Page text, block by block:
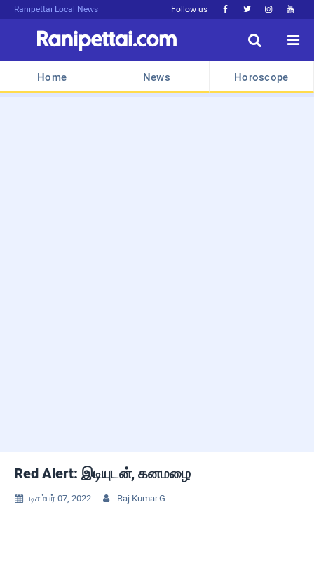
Ranipettai Local News Follow us    


Home News Horoscope
Red Alert: இடியுடன், கனமழை
 டிசம்பர் 07, 2022  Raj Kumar.G